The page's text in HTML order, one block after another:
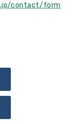
contact/form